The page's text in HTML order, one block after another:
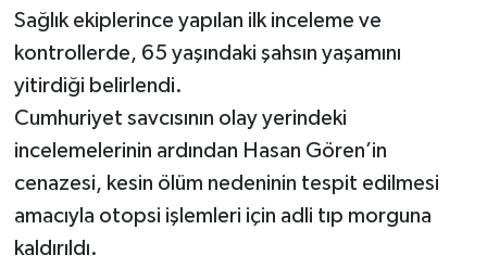
Sağlık ekiplerince yapılan ilk inceleme ve
kontrollerde, 65 yaşındaki şahsın yaşamını
yitirdiği belirlendi.
Cumhuriyet savcısının olay yerindeki
incelemelerinin ardından Hasan Gören’in
cenazesi, kesin ölüm nedeninin tespit edilmesi
amacıyla otopsi işlemleri için adli tıp morguna
kaldırıldı.